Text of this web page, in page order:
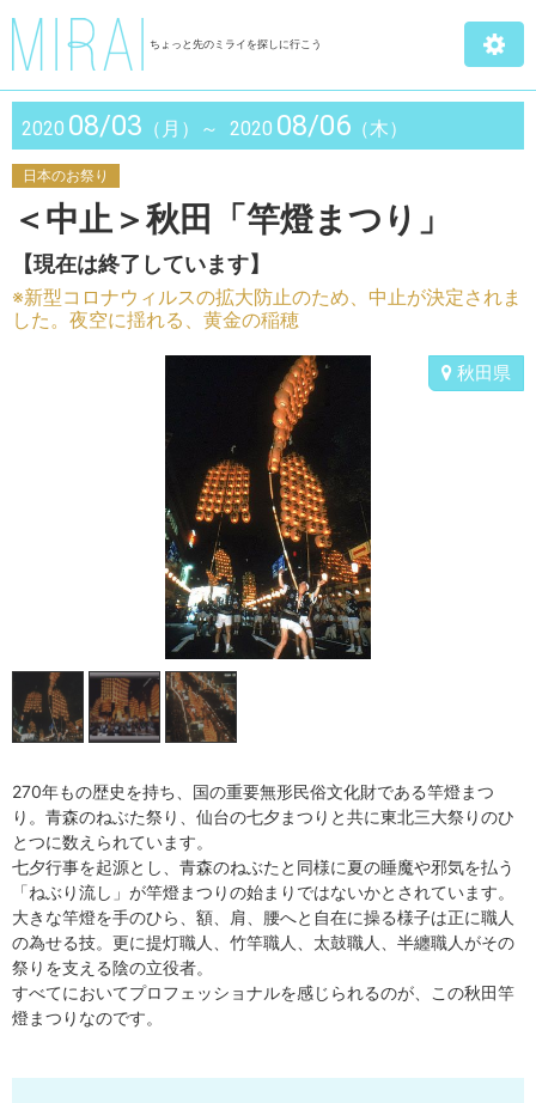
ちょっと先のミライを探しに行こう
2020 08/03 （月）～ 2020 08/06 （木）
日本のお祭り
＜中止＞秋田「竿燈まつり」
【現在は終了しています】
※新型コロナウィルスの拡大防止のため、中止が決定されま
した。夜空に揺れる、黄金の稲穂
秋田県
270年もの歴史を持ち、国の重要無形民俗文化財である竿燈まつ
り。青森のねぶた祭り、仙台の七夕まつりと共に東北三大祭りのひ
とつに数えられています。
七夕行事を起源とし、青森のねぶたと同様に夏の睡魔や邪気を払う
「ねぶり流し」が竿燈まつりの始まりではないかとされています。
大きな竿燈を手のひら、額、肩、腰へと自在に操る様子は正に職人
の為せる技。更に提灯職人、竹竿職人、太鼓職人、半纏職人がその
祭りを支える陰の立役者。
すべてにおいてプロフェッショナルを感じられるのが、この秋田竿
燈まつりなのです。